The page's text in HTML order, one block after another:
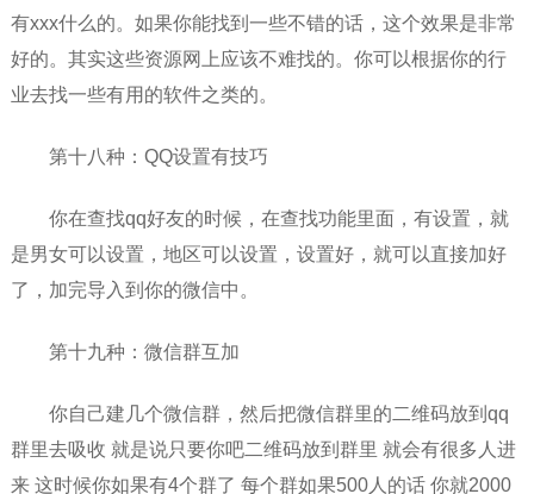
有xxx什么的。如果你能找到一些不错的话，这个效果是非常
好的。其实这些资源网上应该不难找的。你可以根据你的行
业去找一些有用的软件之类的。
第十八种：QQ设置有技巧
你在查找qq好友的时候，在查找功能里面，有设置，就
是男女可以设置，地区可以设置，设置好，就可以直接加好
了，加完导入到你的微信中。
第十九种：微信群互加
你自己建几个微信群，然后把微信群里的二维码放到qq
群里去吸收 就是说只要你吧二维码放到群里 就会有很多人进
来 这时候你如果有4个群了 每个群如果500人的话 你就2000